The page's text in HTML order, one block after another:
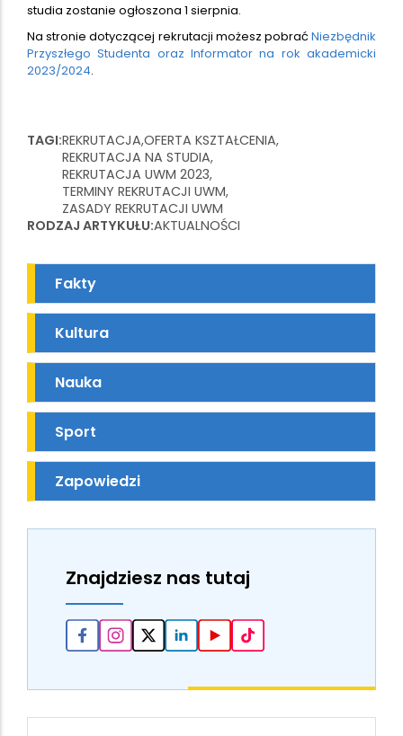
studia zostanie ogłoszona 1 sierpnia.
Na stronie dotyczącej rekrutacji możesz pobrać Niezbędnik
Przyszłego Studenta oraz Informator na rok akademicki
2023/2024.
TAGI REKRUTACJA OFERTA KSZTAŁCENIA
REKRUTACJA NA STUDIA
REKRUTACJA UWM 2023
TERMINY REKRUTACJI UWM
ZASADY REKRUTACJI UWM
RODZAJ ARTYKUŁU AKTUALNOŚCI
Fakty
Kultura
Nauka
Sport
Zapowiedzi
Znajdziesz nas tutaj